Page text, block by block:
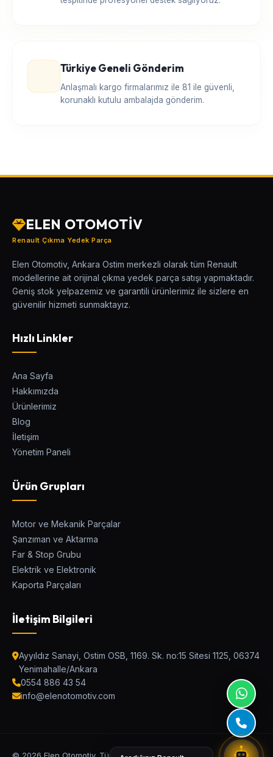
Türkiye Geneli Gönderim
Anlaşmalı kargo firmalarımız ile 81 ile güvenli,
korunaklı kutulu ambalajda gönderim.
UYUMLU PARÇALARI BUL
ELEN OTOMOTİV
Renault Çıkma Yedek Parça
Elen Otomotiv, Ankara Ostim merkezli olarak tüm Renault
modellerine ait orijinal çıkma yedek parça satışı yapmaktadır.
Geniş stok yelpazemiz ve garantili ürünlerimiz ile sizlere en
güvenilir hizmeti sunmaktayız.
Hızlı Linkler
Ana Sayfa
Hakkımızda
Ürünlerimiz
Blog
İletişim
Yönetim Paneli
Ürün Grupları
Motor ve Mekanik Parçalar
Şanzıman ve Aktarma
Far & Stop Grubu
Elektrik ve Elektronik
Kaporta Parçaları
İletişim Bilgileri
Ayyıldız Sanayi, Ostim OSB, 1169. Sk. no:15 Sitesi 1125, 06374
Yenimahalle/Ankara
0554 886 43 54
info@elenotomotiv.com